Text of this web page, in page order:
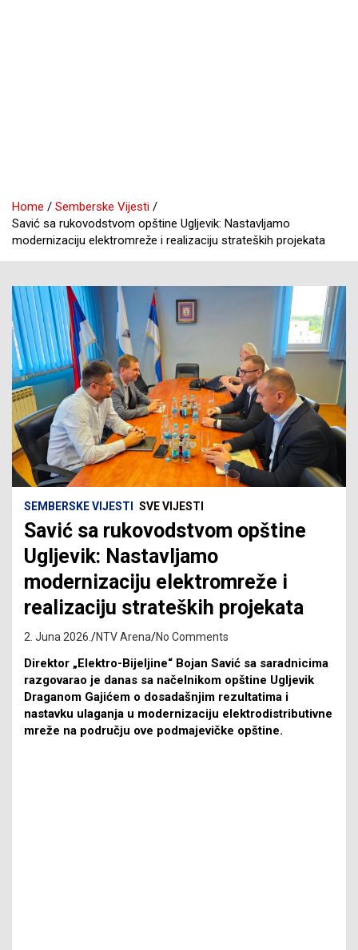
Home
Semberske Vijesti
Savić sa rukovodstvom opštine Ugljevik: Nastavljamo
modernizaciju elektromreže i realizaciju strateških projekata
SEMBERSKE VIJESTI SVE VIJESTI
Savić sa rukovodstvom opštine
Ugljevik: Nastavljamo
modernizaciju elektromreže i
realizaciju strateških projekata
2. Juna 2026. NTV Arena No Comments
Direktor „Elektro-Bijeljine“ Bojan Savić sa saradnicima
razgovarao je danas sa načelnikom opštine Ugljevik
Draganom Gajićem o dosadašnjim rezultatima i
nastavku ulaganja u modernizaciju elektrodistributivne
mreže na području ove podmajevičke opštine.